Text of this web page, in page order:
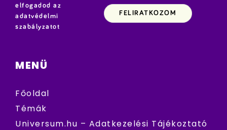
elfogadod az
adatvédelmi
szabályzatot
MENÜ
Főoldal
Témák
Universum.hu – Adatkezelési Tájékoztató